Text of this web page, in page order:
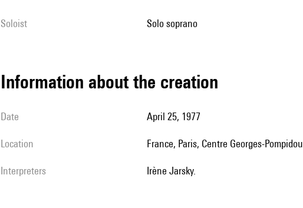
Soloist solo soprano
information about the creation
date April 25, 1977
location France, Paris, Centre Georges-Pompidou
interpreters Irène Jarsky.